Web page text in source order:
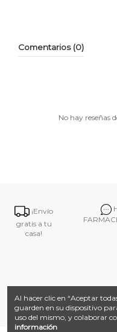
Comentarios (0)
No hay reseñas
¡Envío
gratis a tu
casa!
Al hacer clic en “Aceptar
guarden en su dispositivo
uso del mismo, y colaborar
información